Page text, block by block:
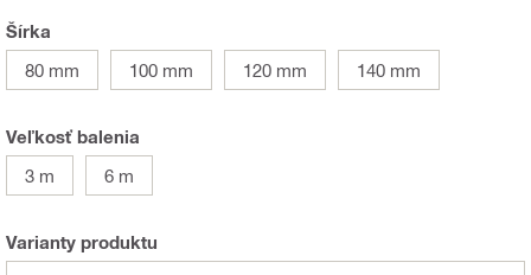
Šírka
80 mm
100 mm 120 mm 140 mm
Veľkosť balenia
3 m
6 m
Varianty produktu